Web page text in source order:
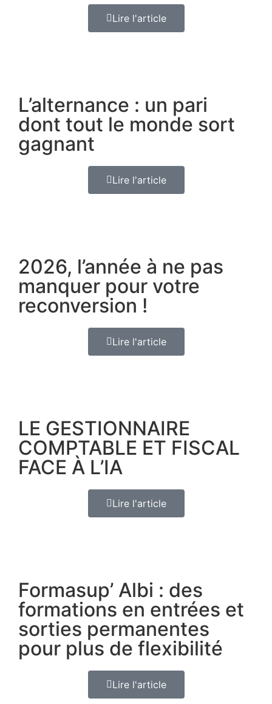
Lire l'article
L’alternance : un pari
dont tout le monde sort
gagnant
Lire l'article
2026, l’année à ne pas
manquer pour votre
reconversion !
Lire l'article
LE GESTIONNAIRE
COMPTABLE ET FISCAL
FACE À L’IA
Lire l'article
Formasup’ Albi : des
formations en entrées et
sorties permanentes
pour plus de flexibilité
Lire l'article